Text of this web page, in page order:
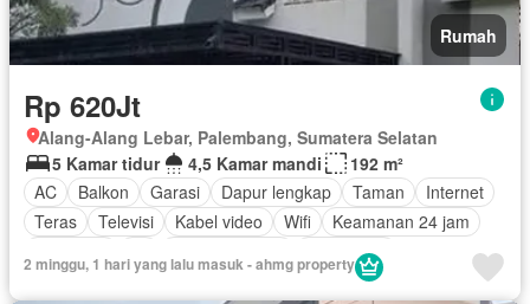
Rumah
Rp 620Jt
Alang-Alang Lebar, Palembang, Sumatera Selatan
5 Kamar tidur
4,5 Kamar mandi
192 m²
AC
Balkon Garasi Dapur lengkap Taman
Internet
Teras
Televisi Kabel video Wifi
Keamanan 24 jam
Keamanan
Sebagian perabotan
2 minggu, 1 hari yang lalu masuk - ahmg property